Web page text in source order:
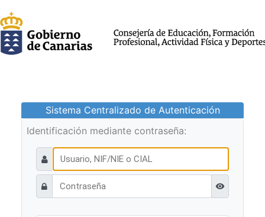
Sistema Centralizado de Autenticación
Identificación mediante contraseña:
Ver